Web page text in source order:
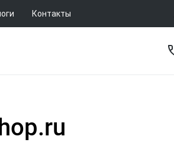
Контакты